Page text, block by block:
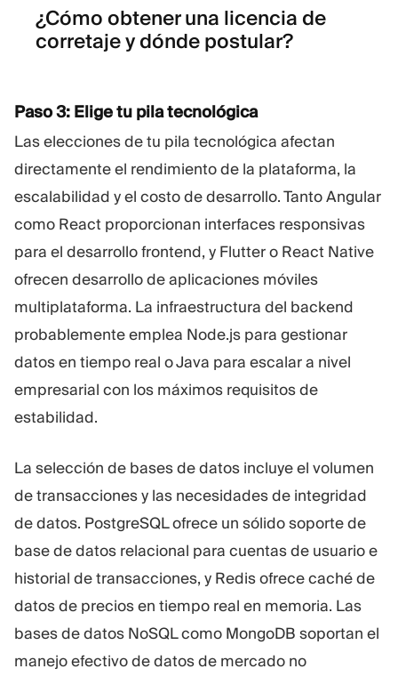
¿Cómo obtener una licencia de
corretaje y dónde postular?
Paso 3: Elige tu pila tecnológica
Las elecciones de tu pila tecnológica afectan
directamente el rendimiento de la plataforma, la
escalabilidad y el costo de desarrollo. Tanto Angular
como React proporcionan interfaces responsivas
para el desarrollo frontend, y Flutter o React Native
ofrecen desarrollo de aplicaciones móviles
multiplataforma. La infraestructura del backend
probablemente emplea Node.js para gestionar
datos en tiempo real o Java para escalar a nivel
empresarial con los máximos requisitos de
estabilidad.
La selección de bases de datos incluye el volumen
de transacciones y las necesidades de integridad
de datos. PostgreSQL ofrece un sólido soporte de
base de datos relacional para cuentas de usuario e
historial de transacciones, y Redis ofrece caché de
datos de precios en tiempo real en memoria. Las
bases de datos NoSQL como MongoDB soportan el
manejo efectivo de datos de mercado no